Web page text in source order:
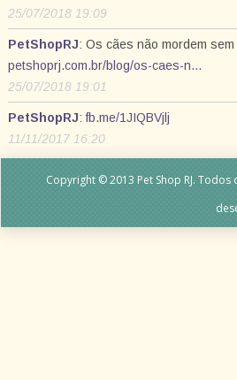
25/07/2018 19:09
PetShopRJ: Os cães não mordem
petshoprj.com.br/blog/os-caes-n…
25/07/2018 19:01
PetShopRJ:fb.me/1JIQBVjlj
11/11/2017 16:20
Copyright © 2013 Pet Shop RJ.